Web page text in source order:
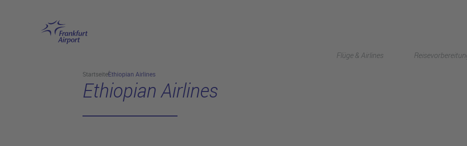
Flüge & Airlines
StartseiteEthiopian Airlines
Ethiopian Airlines